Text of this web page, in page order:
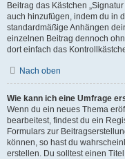
Beitrag das Kästchen
auch hinzufügen, indem du in
standardmäßige Anhängen
einzelnen Beitrag dennoch
dort einfach das
Nach oben
Wie kann ich eine Umfrage
Wenn du ein neues Thema
bearbeitest, findest du ein
Formulars zur
können, so hast du
erstellen. Du solltest einen